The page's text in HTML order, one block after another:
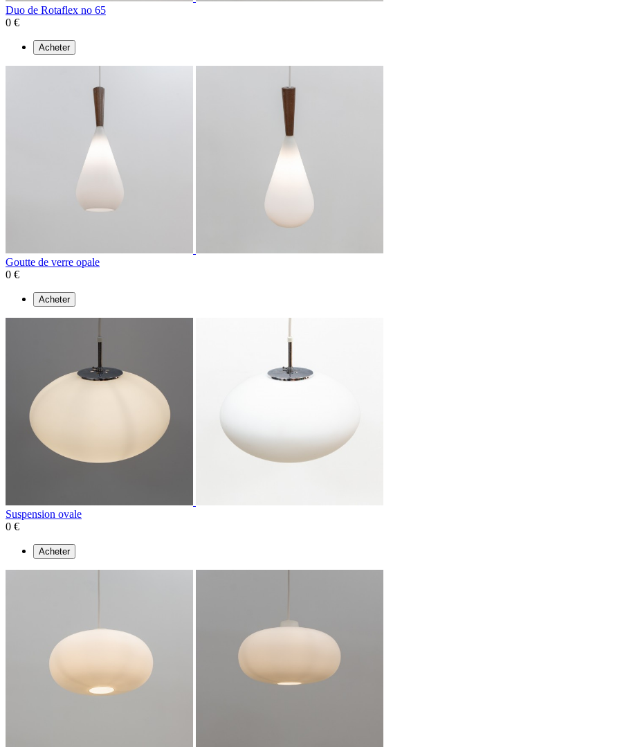
Duo de Rotaflex no 65
0 €
Acheter
Goutte de verre opale
0 €
Acheter
Suspension ovale
0 €
Acheter